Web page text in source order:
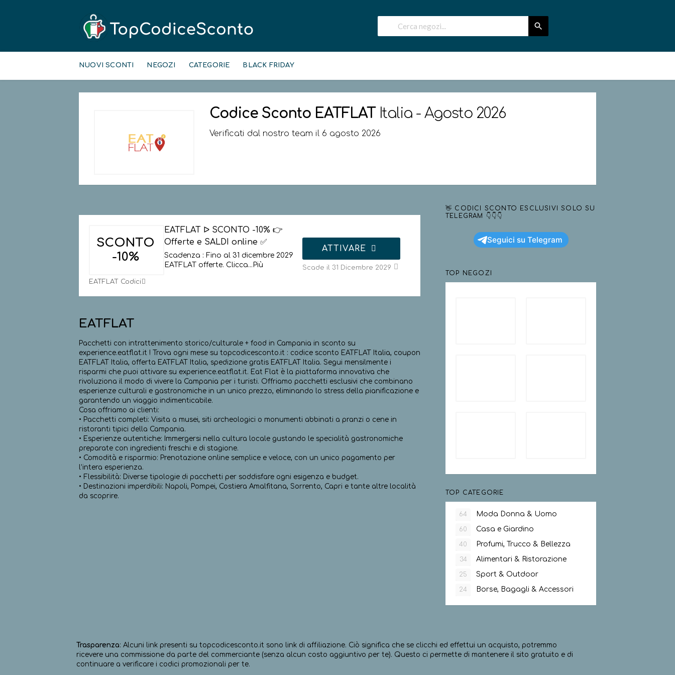
to
NUOVI SCONTI NEGOZI CATEGORIE BLACK FRIDAY
Codice Sconto EATFLAT Italia - Agosto 2026
Verificati dal nostro team il 6 agosto 2026
SCONTO
-10%
EATFLAT Codici
EATFLAT ᐅ SCONTO -10% 👉
Offerte e SALDI online ✅
Scadenza : Fino al 31 dicembre 2029
EATFLAT offerte. Clicca... Più
ATTIVARE
Scade il 31 Dicembre 2029
EATFLAT
Pacchetti con intrattenimento storico/culturale + food in Campania in sconto su
experience.eatflat.it ! Trova ogni mese su topcodicesconto.it : codice sconto EATFLAT Italia, coupon
EATFLAT Italia, offerta EATFLAT Italia, spedizione gratis EATFLAT Italia. Segui mensilmente i
risparmi che puoi attivare su experience.eatflat.it. Eat Flat è la piattaforma innovativa che
rivoluziona il modo di vivere la Campania per i turisti. Offriamo pacchetti esclusivi che combinano
esperienze culturali e gastronomiche in un unico prezzo, eliminando lo stress della pianificazione e
garantendo un viaggio indimenticabile.
Cosa offriamo ai clienti:
• Pacchetti completi: Visita a musei, siti archeologici o monumenti abbinati a pranzi o cene in
ristoranti tipici della Campania.
• Esperienze autentiche: Immergersi nella cultura locale gustando le specialità gastronomiche
preparate con ingredienti freschi e di stagione.
• Comodità e risparmio: Prenotazione online semplice e veloce, con un unico pagamento per
l’intera esperienza.
• Flessibilità: Diverse tipologie di pacchetti per soddisfare ogni esigenza e budget.
• Destinazioni imperdibili: Napoli, Pompei, Costiera Amalfitana, Sorrento, Capri e tante altre località
da scoprire.
👋 CODICI SCONTO ESCLUSIVI SOLO SU
TELEGRAM 👇👇👇
Seguici su Telegram
TOP NEGOZI
TOP CATEGORIE
64 Moda Donna & Uomo
60 Casa e Giardino
40 Profumi, Trucco & Bellezza
34 Alimentari & Ristorazione
25 Sport & Outdoor
24 Borse, Bagagli & Accessori
Trasparenza: Alcuni link presenti su topcodicesconto.it sono link di affiliazione. Ciò significa che se clicchi ed effettui un acquisto, potremmo
ricevere una commissione da parte del commerciante (senza alcun costo aggiuntivo per te). Questo ci permette di mantenere il sito gratuito e di
continuare a verificare i codici promozionali per te.